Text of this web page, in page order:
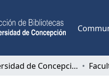
Universidad de Concepción